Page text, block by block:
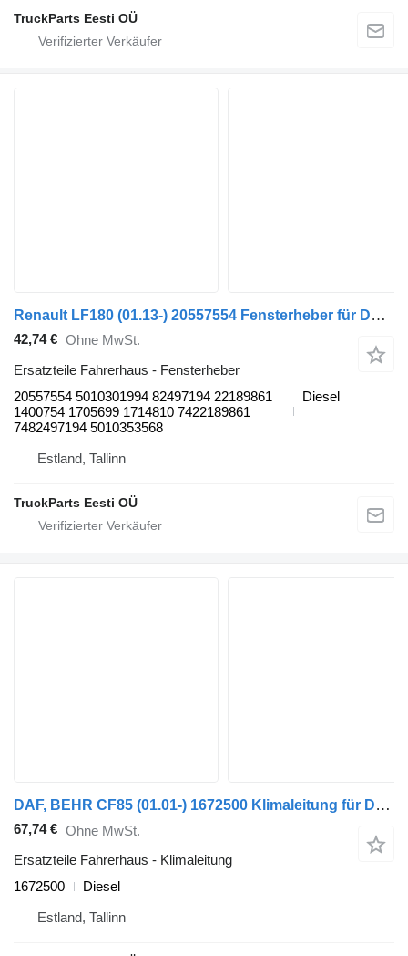
TruckParts Eesti OÜ
Renault LF180 (01.13-) 20557554 Fensterheber für DAF LF45, LF55, LF180, CF65, CF75, CF85 (2001-) Sattelzugmaschine
42,74 € Ohne MwSt.
Ersatzteile Fahrerhaus - Fensterheber
20557554 5010301994 82497194 22189861
1400754 1705699 1714810 7422189861
7482497194 5010353568
Diesel
Estland, Tallinn
TruckParts Eesti OÜ
DAF, BEHR CF85 (01.01-) 1672500 Klimaleitung für DAF LF45, LF55, LF180, CF65, CF75, CF85 (2001-) Sattelzugmaschine
67,74 € Ohne MwSt.
Ersatzteile Fahrerhaus - Klimaleitung
1672500
Diesel
Estland, Tallinn